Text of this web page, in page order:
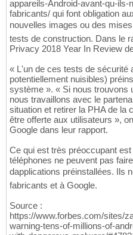
appareils-Android-avant-qu-
fabricants/ qui font obligation
nouvelles images ou des
tests de construction. Dans le
Privacy 2018 Year In Review
« L'un de ces tests de sécurité
potentiellement nuisibles)
système ». « Si nous trouvons
nous travaillons avec le
situation et retirer la PHA de la
être offerte aux utilisateurs »,
Google dans leur rapport.
Ce qui est très préoccupant
téléphones ne peuvent pas
dapplications préinstallées. Ils
fabricants et à Google.
Source :
https://www.forbes.com/sites/
warning-tens-of-millions-of-